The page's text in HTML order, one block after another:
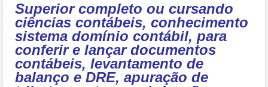
Superior completo ou cursando
ciências contábeis, conhecimento
sistema domínio contábil, para
conferir e lançar documentos
contábeis, levantamento de
balanço e DRE, apuração de